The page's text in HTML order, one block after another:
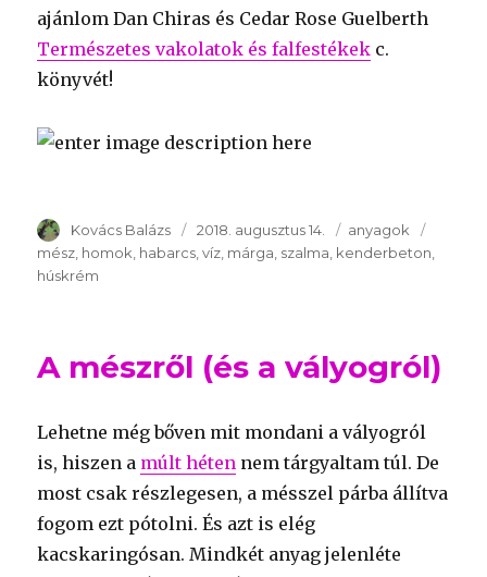
ajánlom Dan Chiras és Cedar Rose Guelberth
Természetes vakolatok és falfestékek c.
könyvét!
Szerző
Kovács Balázs Publikálva
2018. augusztus 14. Témakör
anyagok
mész homok habarcs víz márga szalma kenderbeton
húskrém
A mészről (és a vályogról)
Lehetne még bőven mit mondani a vályogról
is, hiszen a múlt héten nem tárgyaltam túl. De
most csak részlegesen, a mésszel párba állítva
fogom ezt pótolni. És azt is elég
kacskaringósan. Mindkét anyag jelenléte